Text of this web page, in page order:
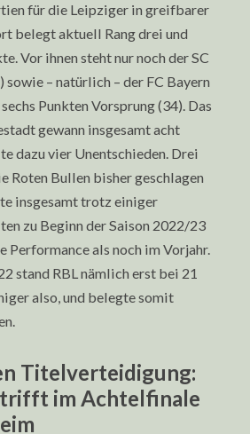
für die Leipziger in greifbarer
belegt aktuell Rang drei und
Vor ihnen steht nur noch der SC
– natürlich – der FC Bayern
Punkten Vorsprung (34). Das
gewann insgesamt acht
dazu vier Unentschieden. Drei
Roten Bullen bisher geschlagen
insgesamt trotz einiger
zu Beginn der Saison 2022/23
Performance als noch im Vorjahr.
stand RBL nämlich erst bei 21
also, und belegte somit
Titelverteidigung:
im Achtelfinale